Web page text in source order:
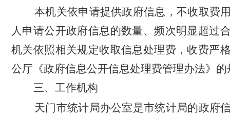
本机关依申请提供政府信息，不收取费
人申请公开政府信息的数量、频次明显超过
机关依照相关规定收取信息处理费，收费严
公厅《政府信息公开信息处理费管理办法》
三、工作机构
天门市统计局办公室是市统计局的政府